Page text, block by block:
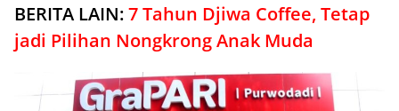
BERITA LAIN:7 Tahun Djiwa Coffee, Tetap
jadi Pilihan Nongkrong Anak Muda